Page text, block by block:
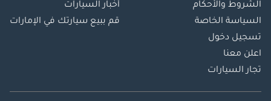
الشروط والأحكام
السياسة الخاصة
تسجيل دخول
اعلن معنا
تجار السيارات
أخبار السيارات
قم ببيع سيارتك في الإمارات